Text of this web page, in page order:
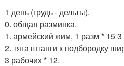
1 день (грудь - дельты).
0. общая разминка.
1. армейский жим, 1 разм * 15 3
2. тяга штанги к подбородку
3 рабочих * 12.